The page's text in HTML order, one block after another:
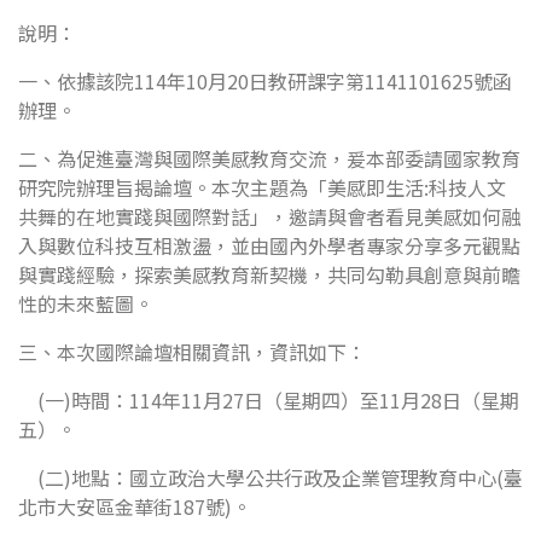
說明：
一、依據該院114年10月20日教研課字第1141101625號函
辦理。
二、為促進臺灣與國際美感教育交流，爰本部委請國家教育
研究院辦理旨揭論壇。本次主題為「美感即生活:科技人文
共舞的在地實踐與國際對話」，邀請與會者看見美感如何融
入與數位科技互相激盪，並由國內外學者專家分享多元觀點
與實踐經驗，探索美感教育新契機，共同勾勒具創意與前瞻
性的未來藍圖。
三、本次國際論壇相關資訊，資訊如下：
(一)時間：114年11月27日（星期四）至11月28日（星期
五）。
(二)地點：國立政治大學公共行政及企業管理教育中心(臺
北市大安區金華街187號)。